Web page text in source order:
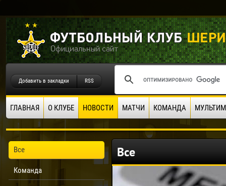
Добавить в закладки RSS
ГЛАВНАЯ О КЛУБЕ НОВОСТИ МАТЧИ КОМАНДА
Все
Команда
Все